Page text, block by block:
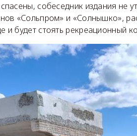
собеседник издания не
«Сольпром» и «Солнышко»,
и будет стоять рекреационный